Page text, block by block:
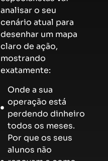
analisar o seu
cenário atual para
desenhar um mapa
claro de ação,
mostrando
exatamente:
Onde a sua
operação está
perdendo dinheiro
todos os meses.
Por que os seus
alunos não